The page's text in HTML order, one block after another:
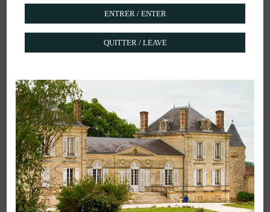
QUITTER / LEAVE
THE ROOSTER RANGE